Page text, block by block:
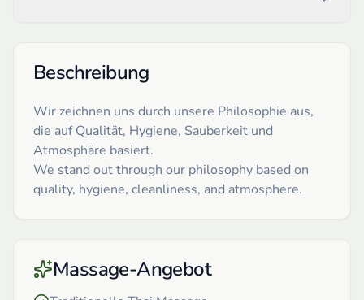
Beschreibung
Wir zeichnen uns durch unsere Philosophie aus,
die auf Qualität, Hygiene, Sauberkeit und
Atmosphäre basiert.
We stand out through our philosophy based on
quality, hygiene, cleanliness, and atmosphere.
Massage-Angebot